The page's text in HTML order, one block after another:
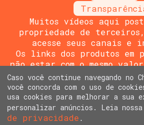
Caso você continue navegando no
você concorda com o uso de
usa cookies para melhorar a sua
personalizar anúncios. Leia nossa
de privacidade .
Muitos vídeos aqui
propriedade de
acesse seus canais e
Os links dos produtos em
não estar com o mesmo
o link do vendedor, por
promocionais
Site desenvolvido por
Copyright 2024 - Chef de
direitos reservados